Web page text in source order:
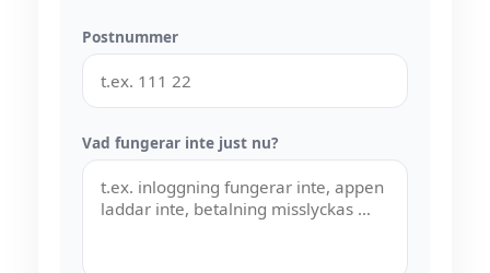
Postnummer
Vad fungerar inte just nu?